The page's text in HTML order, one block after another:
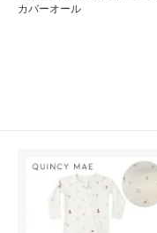
カバーオール